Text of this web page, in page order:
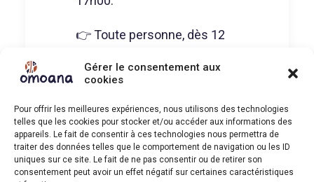
Gérer le consentement aux
cookies
Pour offrir les meilleures expériences, nous utilisons des technologies
telles que les cookies pour stocker et/ou accéder aux informations des
appareils. Le fait de consentir à ces technologies nous permettra de
traiter des données telles que le comportement de navigation ou les ID
uniques sur ce site. Le fait de ne pas consentir ou de retirer son
consentement peut avoir un effet négatif sur certaines caractéristiques
👉 Toute personne, dès 12
peut participer! Pour
danseur.euse:
S’inscrire ici